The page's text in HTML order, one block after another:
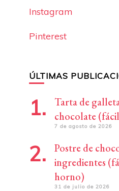
Instagram
Pinterest
ÚLTIMAS
Tarta de
chocolate
7 de agosto de 2026
Postre de
ingredientes
horno)
31 de julio de 2026